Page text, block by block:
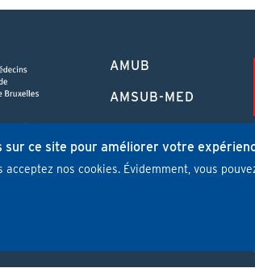
PIED
PAGE
AMUB
AMSUB-MED
FORMATION
CONTINUE
REVUE MÉDICALE
sur ce site pour améliorer votre
acceptez nos cookies. Évidemment, vous